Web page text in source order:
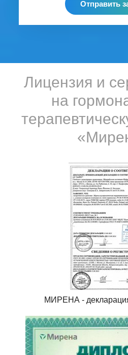
Отправить
Лицензия и
на
МИРЕНА -